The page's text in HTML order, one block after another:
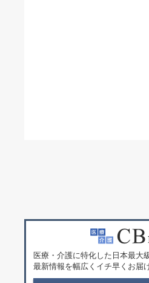
医療・介護に特化した日本最大
最新情報を幅広くイチ早くお届